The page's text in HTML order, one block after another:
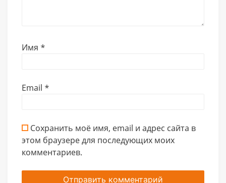
Имя *
Email *
Сохранить моё имя, email и адрес сайта в
этом браузере для последующих моих
комментариев.